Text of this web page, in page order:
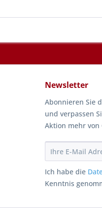
Newsletter
Abonnieren Sie
und verpassen
Aktion mehr von
Ich habe die
Kenntnis